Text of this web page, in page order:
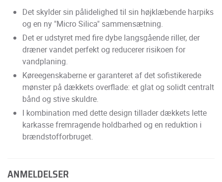
Det skylder sin pålidelighed til sin højklæbende harpiks
og en ny "Micro Silica" sammensætning.
Det er udstyret med fire dybe langsgående riller, der
dræner vandet perfekt og reducerer risikoen for
vandplaning.
Køreegenskaberne er garanteret af det sofistikerede
mønster på dækkets overflade: et glat og solidt centralt
bånd og stive skuldre.
I kombination med dette design tillader dækkets lette
karkasse fremragende holdbarhed og en reduktion i
brændstofforbruget.
ANMELDELSER